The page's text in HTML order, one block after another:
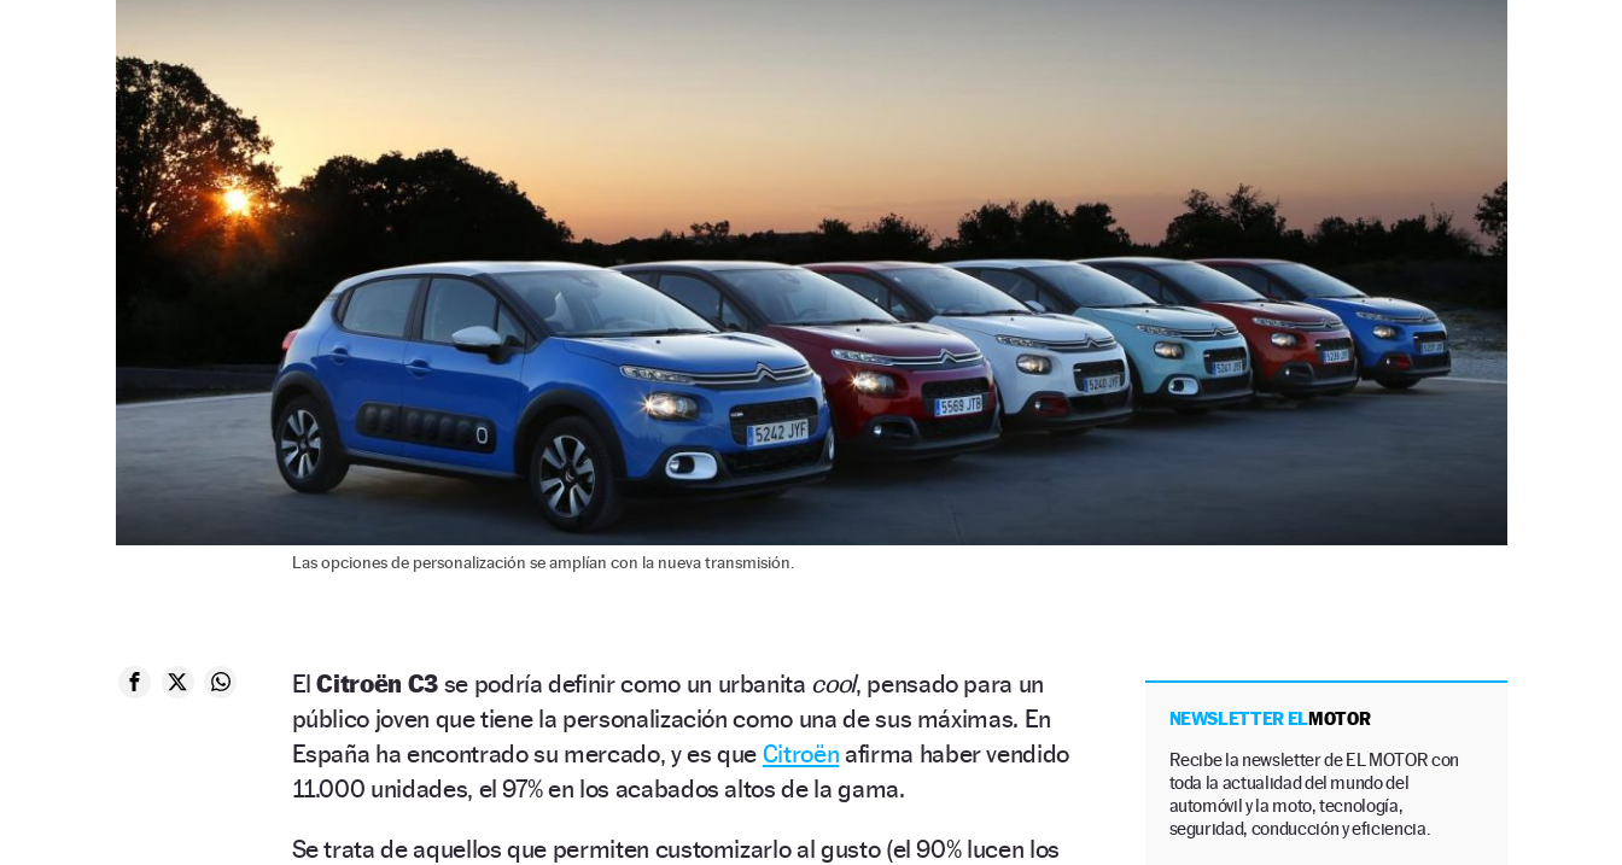
Las opciones de personalización se amplían con la nueva transmisión.
ElCitroën C3se podría definir como un urbanita cool, pensado para un
público joven que tiene la personalización como una de sus máximas. En
España ha encontrado su mercado, y es que Citroën afirma haber vendido
11.000 unidades, el 97% en los acabados altos de la gama.
Se trata de aquellos que permiten customizarlo al gusto (el 90% lucen los
NEWSLETTER ELMOTOR
Recibe la newsletter de EL MOTOR con
toda la actualidad del mundo del
automóvil y la moto, tecnología,
seguridad, conducción y eficiencia.